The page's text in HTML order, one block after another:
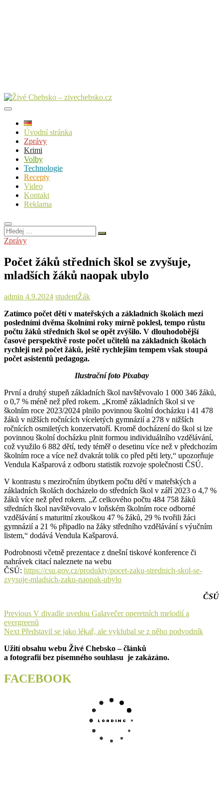
Úvodní stránka
Zprávy
Krimi
Volby
Technologie
Recepty
Video
Kontakt
Reklama
Hledej
…
Zprávy
Počet žáků středních škol se zvyšuje,
mladších žáků naopak ubylo
admin 4.9.2024 studentŽák
Zatímco počet dětí v mateřských a základních školách mezi
posledními dvěma školními roky mírně poklesl, tempo růstu
počtu žáků středních škol se opět zvýšilo. V dlouhodobější
časové perspektivě roste počet učitelů na základních školách
rychleji než počet žáků, ještě rychlejším tempem však stoupá
počet asistentů pedagoga.
Ilustrační foto Pixabay
První a druhý stupeň základních škol navštěvovalo 1 000 346 žáků,
o 0,7 % méně než před rokem. „Kromě základních škol si ve
školním roce 2023/2024 plnilo povinnou školní docházku i 41 478
žáků v nižších ročnících víceletých gymnázií a 278 v nižších
ročnících osmiletých konzervatoří. Kromě docházení do škol si lze
povinnou školní docházku plnit formou individuálního vzdělávání,
což využilo 6 882 dětí, tedy téměř o desetinu více než v předchozím
školním roce a více než dvakrát tolik co před pěti lety,“ upozorňuje
Vendula Kašparová z odboru statistik rozvoje společnosti ČSÚ.
V kontrastu s meziročním úbytkem počtu dětí v mateřských a
základních školách docházelo do středních škol v září 2023 o 4,7 %
žáků více než před rokem. „Z celkového počtu 484 758 žáků
středních škol navštěvovalo v loňském školním roce odborné
vzdělávání s maturitní zkouškou 47 % žáků, 29 % tvořili žáci
gymnázií a 21 % připadlo na žáky středního vzdělávání s výučním
listem,“ dodává Vendula Kašparová.
Podrobnosti včetně prezentace z dnešní tiskové konference či
nahrávek citací naleznete na webu
ČSÚ: https://csu.gov.cz/produkty/pocet-zaku-strednich-skol-se-
zvysuje-mladsich-zaku-naopak-ubylo
ČSÚ
Navigace
pro
příspěvek
Previous Previous
post:
V divadle uvedou Galavečer operetních melodií a
evergreenů
Next Next
Představil se jako lékař, ale vyklubal se z něho podvodník
Užití obsahu webu Živé Chebsko – článků
a fotografií bez písemného souhlasu je zakázáno.
FACEBOOK